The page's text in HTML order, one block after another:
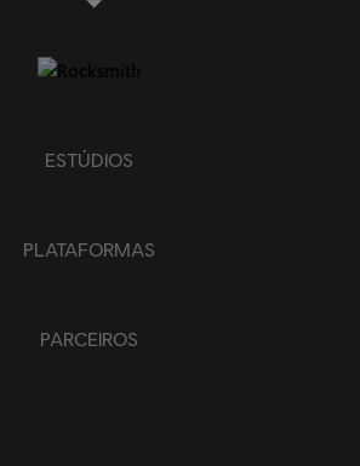
ESTÚDIOS
PLATAFORMAS
PARCEIROS